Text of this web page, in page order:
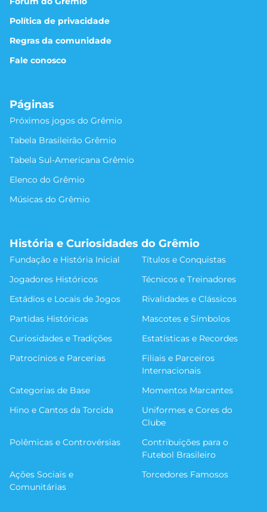
Política de privacidade
Regras da comunidade
Fale conosco
Páginas
Próximos jogos do Grêmio
Tabela Brasileirão Grêmio
Tabela Sul-Americana Grêmio
Elenco do Grêmio
Músicas do Grêmio
História e Curiosidades do Grêmio
Fundação e História Inicial
Títulos e Conquistas
Jogadores Históricos
Técnicos e Treinadores
Estádios e Locais de Jogos
Rivalidades e Clássicos
Partidas Históricas
Mascotes e Símbolos
Curiosidades e Tradições
Estatísticas e Recordes
Patrocínios e Parcerias
Filiais e Parceiros
Internacionais
Categorias de Base
Momentos Marcantes
Hino e Cantos da Torcida
Uniformes e Cores do
Clube
Polêmicas e Controvérsias
Contribuições para o
Futebol Brasileiro
Ações Sociais e
Comunitárias
Torcedores Famosos